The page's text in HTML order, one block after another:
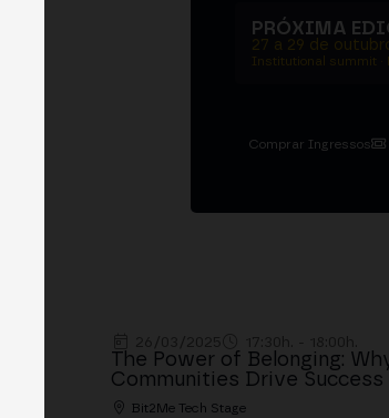
PRÓXIMA
27 a 29 de
Institutional summit ·
Comprar Ingressos
The Power of Belonging:
Communities Drive Success
Bit2Me Tech Stage